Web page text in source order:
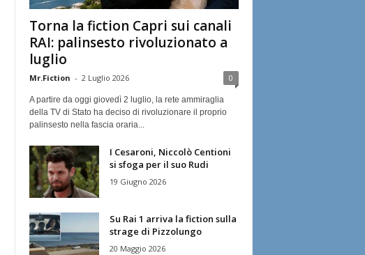
Torna la fiction Capri sui canali
RAI: palinsesto rivoluzionato a
luglio
Mr.Fiction - 2 Luglio 2026 0
A partire da oggi giovedì 2 luglio, la rete ammiraglia
della TV di Stato ha deciso di rivoluzionare il proprio
palinsesto nella fascia oraria...
I Cesaroni, Niccolò Centioni
si sfoga per il suo Rudi
19 Giugno 2026
Su Rai 1 arriva la fiction sulla
strage di Pizzolungo
20 Maggio 2026